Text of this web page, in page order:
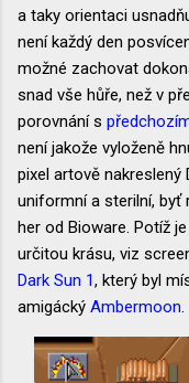
a taky orientaci
není každý den
možné zachovat
snad vše hůře, než v
porovnání s
není jakože vyloženě
pixel artově nakreslený
uniformní a sterilní, byť
her od Bioware. Potíž
určitou krásu, viz
Dark Sun 1, který byl
amigácký Ambermoon.